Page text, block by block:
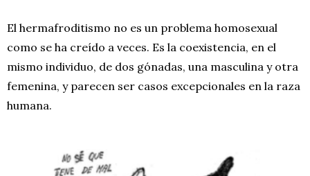
El hermafroditismo no es un problema homosexual
como se ha creído a veces. Es la coexistencia, en el
mismo individuo, de dos gónadas, una masculina y otra
femenina, y parecen ser casos excepcionales en la raza
humana.